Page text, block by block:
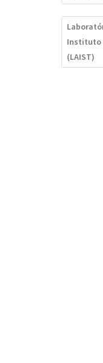
Instituto
(LAIST)